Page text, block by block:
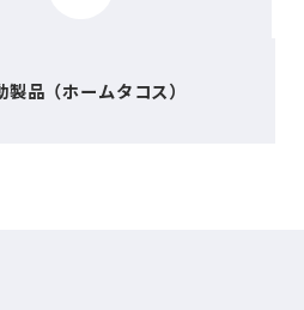
品（ホームタコス）